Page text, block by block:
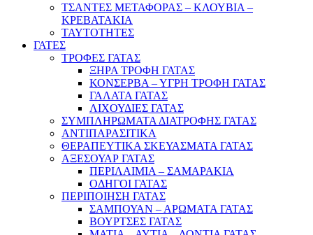
ΤΣΑΝΤΕΣ ΜΕΤΑΦΟΡΑΣ – ΚΛΟΥΒΙΑ –
ΚΡΕΒΑΤΑΚΙΑ
ΤΑΥΤΟΤΗΤΕΣ
ΓΑΤΕΣ
ΤΡΟΦΕΣ ΓΑΤΑΣ
ΞΗΡΑ ΤΡΟΦΗ ΓΑΤΑΣ
ΚΟΝΣΕΡΒΑ – ΥΓΡΗ ΤΡΟΦΗ ΓΑΤΑΣ
ΓΑΛΑΤΑ ΓΑΤΑΣ
ΛΙΧΟΥΔΙΕΣ ΓΑΤΑΣ
ΣΥΜΠΛΗΡΩΜΑΤΑ ΔΙΑΤΡΟΦΗΣ ΓΑΤΑΣ
ΑΝΤΙΠΑΡΑΣΙΤΙΚΑ
ΘΕΡΑΠΕΥΤΙΚΑ ΣΚΕΥΑΣΜΑΤΑ ΓΑΤΑΣ
ΑΞΕΣΟΥΑΡ ΓΑΤΑΣ
ΠΕΡΙΛΑΙΜΙΑ – ΣΑΜΑΡΑΚΙΑ
ΟΔΗΓΟΙ ΓΑΤΑΣ
ΠΕΡΙΠΟΙΗΣΗ ΓΑΤΑΣ
ΣΑΜΠΟΥΑΝ – ΑΡΩΜΑΤΑ ΓΑΤΑΣ
ΒΟΥΡΤΣΕΣ ΓΑΤΑΣ